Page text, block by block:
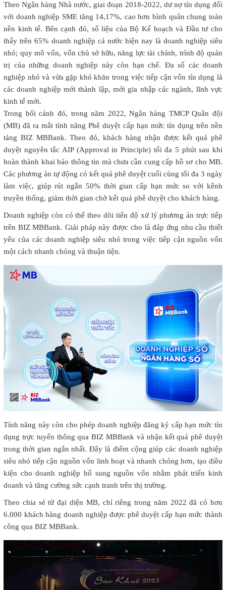
Theo Ngân hàng Nhà nước, giai đoạn 2018-2022, dư nợ tín dụng đối
với doanh nghiệp SME tăng 14,17%, cao hơn bình quân chung toàn
nền kinh tế. Bên cạnh đó, số liệu của Bộ Kế hoạch và Đầu tư cho
thấy trên 65% doanh nghiệp cả nước hiện nay là doanh nghiệp siêu
nhỏ; quy mô vốn, vốn chủ sở hữu, năng lực tài chính, trình độ quản
trị của những doanh nghiệp này còn hạn chế. Đa số các doanh
nghiệp nhỏ và vừa gặp khó khăn trong việc tiếp cận vốn tín dụng là
các doanh nghiệp mới thành lập, mới gia nhập các ngành, lĩnh vực
kinh tế mới.
Trong bối cảnh đó, trong năm 2022, Ngân hàng TMCP Quân đội
(MB) đã ra mắt tính năng Phê duyệt cấp hạn mức tín dụng trên nền
tảng BIZ MBBank. Theo đó, khách hàng nhận được kết quả phê
duyệt nguyên tắc AIP (Approval in Principle) tối đa 5 phút sau khi
hoàn thành khai báo thông tin mà chưa cần cung cấp hồ sơ cho MB.
Các phương án tự động có kết quả phê duyệt cuối cùng tối đa 3 ngày
làm việc, giúp rút ngắn 50% thời gian cấp hạn mức so với kênh
truyền thống, giảm thời gian chờ kết quả phê duyệt cho khách hàng.
Doanh nghiệp còn có thể theo dõi tiến độ xử lý phương án trực tiếp
trên BIZ MBBank. Giải pháp này được cho là đáp ứng nhu cầu thiết
yếu của các doanh nghiệp siêu nhỏ trong việc tiếp cận nguồn vốn
một cách nhanh chóng và thuận tiện.
Tính năng này còn cho phép doanh nghiệp đăng ký cấp hạn mức tín
dụng trực tuyến thông qua BIZ MBBank và nhận kết quả phê duyệt
trong thời gian ngắn nhất. Đây là điểm cộng giúp các doanh nghiệp
siêu nhỏ tiếp cận nguồn vốn linh hoạt và nhanh chóng hơn, tạo điều
kiện cho doanh nghiệp bổ sung nguồn vốn nhằm phát triển kinh
doanh và tăng cường sức cạnh tranh trên thị trường.
Theo chia sẻ từ đại diện MB, chỉ riêng trong năm 2022 đã có hơn
6.000 khách hàng doanh nghiệp được phê duyệt cấp hạn mức thành
công qua BIZ MBBank.